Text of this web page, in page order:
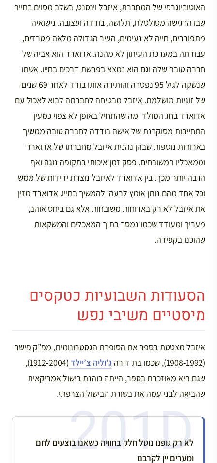
האוטוביוגרפי של המחברת, איזבל וינסנט, בשלב מסוים בחייה
שבו הרגישה מטולטלת, תלושה, בודדה ועצובה. נישואיה
מתפוררים, חייה לא נעימים, העיר הגדולה מלאה מטרדים,
עבודתה במערכת העיתון לא מהנה. אדוארד הוא אביה של
חברה טובה שלה וגם הוא נמצא בפרשת דרכים בחייו. אשתו
שנשקה לגיל 95 נפטרה והותירה אותו בודד לאחר 69 שנים
של זוגיות מושלמת. איזבל מבטיחה לחברתה לבוא לאכול עם
אדוארד בחג המולד ומה שהתחיל באופן לא צפוי כמעין
התחייבות מסוקרנת של אישה בודדה לחברה טובה ממשיך
בארוחות נוספות שבהן נהנית איזבל מחברתו של אדוארד
וממאכליו המשובחים. פסק זמן איכותי בתקופה נוגה ואף
הרבה יותר מכך. בין אדוארד לאיזבל נוצרת ידידות של ממש
וכל אחד מהם נותן אומץ לרעהו להמשיך בחייו. אדוארד מזין
את איזבל לא רק בארוחות משובחות אלא גם ביחס אוהב,
מעריך ומעודד שכמו נמסך בתוך המאכלים והמשקאות
שהוכנו בקפידה.
הסעודות השבועיות כטקסים
מיסטיים משיבי נפש
איזבל מצטטת בספר את הסופרת הגסטרונומית, מפ”ק פישר
(1908-1992), שכמו בת דורה
ג’וליה צ’יילד
(1912-2004),
שגם היא מאוזכרת בספר, הייתה כוהנת בישול אמריקאית
שהביאה לבני עמה את בשורת הבישול הצרפתי.
לא רק גופנו נוטל חלק בחוויה כשאנו בוצעים לחם
ומערים יין לקרבנו